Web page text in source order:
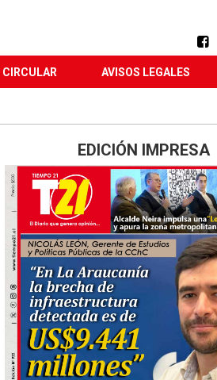
AVISOS LEGALES
EDICIÓN IMPRESA